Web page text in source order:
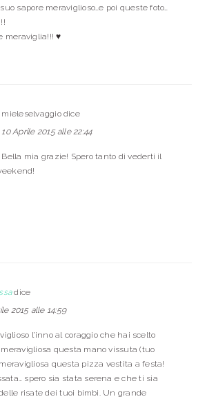
sapore meraviglioso…e poi queste foto…
meraviglia!!! ♥
mieleselvaggio dice
10 Aprile 2015 alle 22:44
Bella mia grazie! Spero tanto di vederti il
dice
2015 alle 14:59
l’inno al coraggio che hai scelto
questa mano vissuta (tuo
questa pizza vestita a festa!
spero sia stata serena e che ti sia
risate dei tuoi bimbi. Un grande